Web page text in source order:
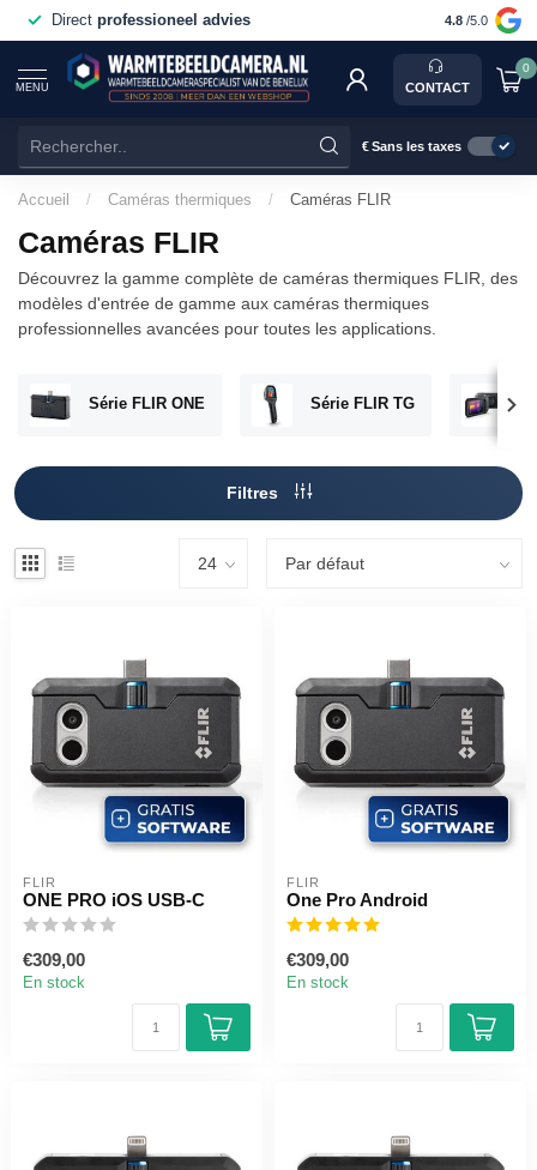
Direct professioneel advies Voor
4.8 /5.0
MENU CONTACT
0
€Sans les taxes
Accueil / Caméras thermiques / Caméras FLIR
Caméras FLIR
Découvrez la gamme complète de caméras thermiques FLIR, des
modèles d'entrée de gamme aux caméras thermiques
professionnelles avancées pour toutes les applications.
Série FLIR ONE Série FLIR TG
Filtres
FLIR
ONE PRO iOS USB-C
€309,00
En stock
FLIR
One Pro Android
€309,00
En stock